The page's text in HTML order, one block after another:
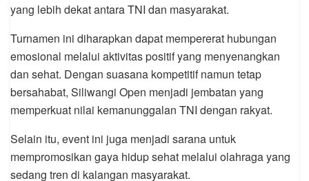
yang lebih dekat antara TNI dan masyarakat.
Turnamen ini diharapkan dapat mempererat hubungan
emosional melalui aktivitas positif yang menyenangkan
dan sehat. Dengan suasana kompetitif namun tetap
bersahabat, Siliwangi Open menjadi jembatan yang
memperkuat nilai kemanunggalan TNI dengan rakyat.
Selain itu, event ini juga menjadi sarana untuk
mempromosikan gaya hidup sehat melalui olahraga yang
sedang tren di kalangan masyarakat.